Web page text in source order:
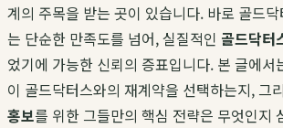
계의 주목을 받는 곳이 있습니다. 바로 골드
는 단순한 만족도를 넘어, 실질적인 골드닥터
었기에 가능한 신뢰의 증표입니다. 본 글에서
이 골드닥터스와의 재계약을 선택하는지, 그
홍보를 위한 그들만의 핵심 전략은 무엇인지